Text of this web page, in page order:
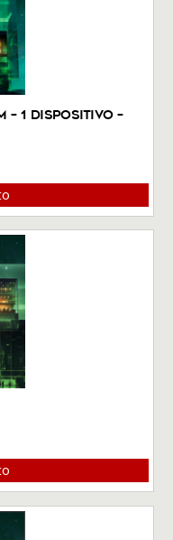
– 1 Dispositivo –